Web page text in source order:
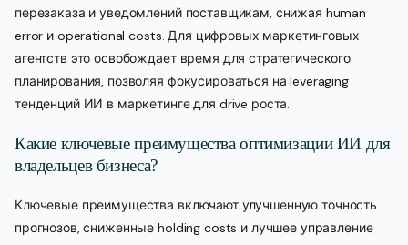
перезаказа и уведомлений поставщикам, снижая human
error и operational costs. Для цифровых маркетинговых
агентств это освобождает время для стратегического
планирования, позволяя фокусироваться на leveraging
тенденций ИИ в маркетинге для drive роста.
Какие ключевые преимущества оптимизации ИИ для
владельцев бизнеса?
Ключевые преимущества включают улучшенную точность
прогнозов, сниженные holding costs и лучшее управление